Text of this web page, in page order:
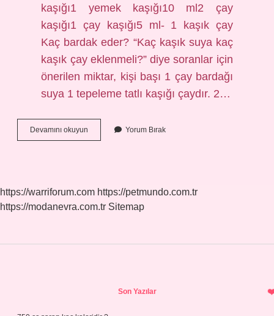
kaşığı1 yemek kaşığı10 ml2 çay
kaşığı1 çay kaşığı5 ml- 1 kaşık çay
Kaç bardak eder? “Kaç kaşık suya kaç
kaşık çay eklenmeli?” diye soranlar için
önerilen miktar, kişi başı 1 çay bardağı
suya 1 tepeleme tatlı kaşığı çaydır. 2…
Devamını okuyun
Yemek
Yorum Bırak
https://warriforum.com https://petmundo.com.tr
https://modanevra.com.tr Sitemap
Son Yazılar